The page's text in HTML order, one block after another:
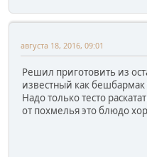
августа 18, 2016, 09:01
Решил приготовить из
известный как бешбармак
Надо только тесто
от похмелья это блюдо